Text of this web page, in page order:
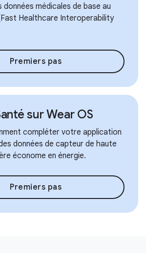
données médicales de base au
Healthcare Interoperability
Premiers pas
sur Wear OS
compléter votre application
données de capteur de haute
économe en énergie.
Premiers pas